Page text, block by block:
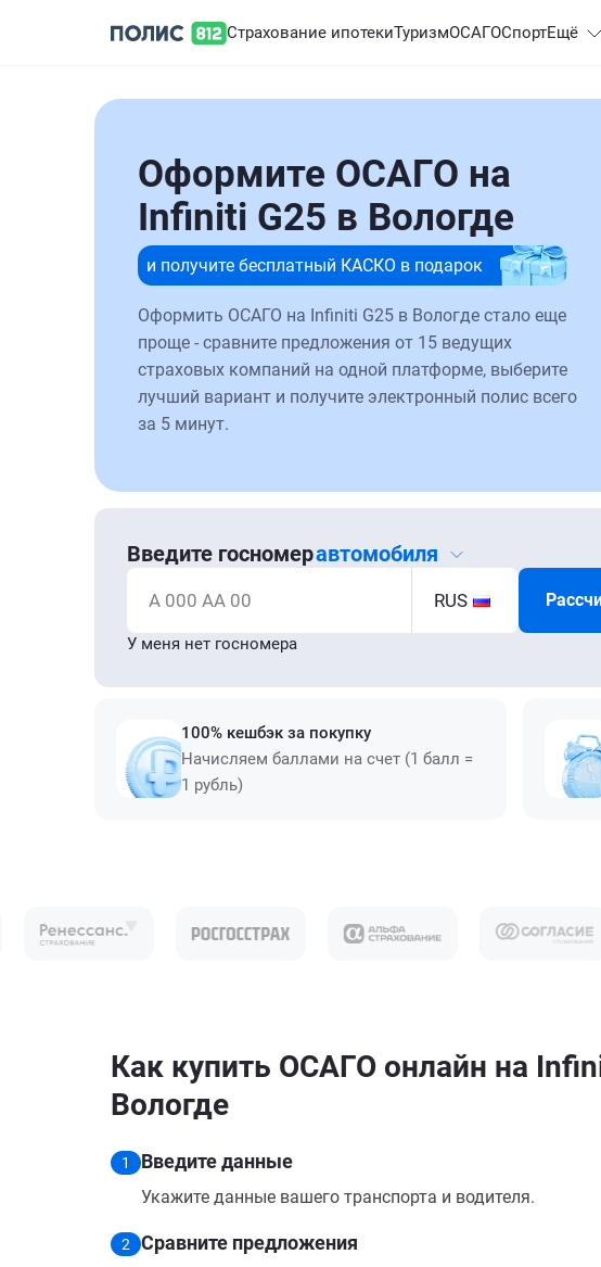
Страхование ипотекиТуризмОСАГОСпортЕщё
Оформите ОСАГО на
Infiniti G25 в Вологде
и получите бесплатный КАСКО в подарок
Оформить ОСАГО на Infiniti G25 в Вологде стало еще
проще - сравните предложения от 15 ведущих
страховых компаний на одной платформе, выберите
лучший вариант и получите электронный полис всего
за 5 минут.
Введите госномеравтомобиля
А 000 АА 00 RUS
У меня нет госномера
100% кешбэк за покупку
Начисляем баллами на счет (1 балл =
1 рубль)
Как купить ОСАГО онлайн на
Вологде
1 Введите данные
Укажите данные вашего транспорта и водителя.
2 Сравните предложения